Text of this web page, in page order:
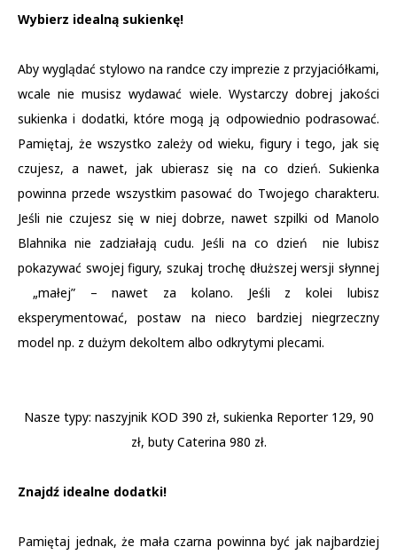
Wybierz idealną sukienkę!
Aby wyglądać stylowo na randce czy imprezie z przyjaciółkami,
wcale nie musisz wydawać wiele. Wystarczy dobrej jakości
sukienka i dodatki, które mogą ją odpowiednio podrasować.
Pamiętaj, że wszystko zależy od wieku, figury i tego, jak się
czujesz, a nawet, jak ubierasz się na co dzień. Sukienka
powinna przede wszystkim pasować do Twojego charakteru.
Jeśli nie czujesz się w niej dobrze, nawet szpilki od Manolo
Blahnika nie zadziałają cudu. Jeśli na co dzień nie lubisz
pokazywać swojej figury, szukaj trochę dłuższej wersji słynnej
„małej” – nawet za kolano. Jeśli z kolei lubisz
eksperymentować, postaw na nieco bardziej niegrzeczny
model np. z dużym dekoltem albo odkrytymi plecami.
Nasze typy: naszyjnik KOD 390 zł, sukienka Reporter 129, 90
zł, buty Caterina 980 zł.
Znajdź idealne dodatki!
Pamiętaj jednak, że mała czarna powinna być jak najbardziej